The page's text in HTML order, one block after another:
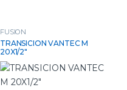
FUSION
TRANSICION VANTEC M
20X1/2″